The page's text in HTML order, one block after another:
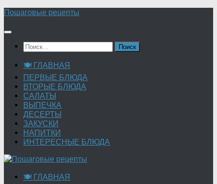
Перейти
содержимому
Пошаговые рецепты
Найти:
🍽 ГЛАВНАЯ
ПЕРВЫЕ БЛЮДА
ВТОРЫЕ БЛЮДА
САЛАТЫ
ВЫПЕЧКА
ДЕСЕРТЫ
ЗАКУСКИ
НАПИТКИ
ИНТЕРЕСНЫЕ БЛЮДА
🍽 ГЛАВНАЯ